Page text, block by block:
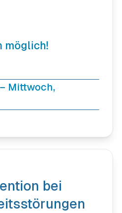
möglich!
Mittwoch,
bei